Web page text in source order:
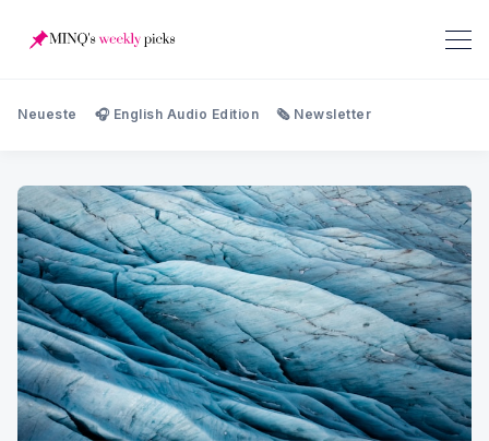
Neueste 🎧 English Audio Edition 🗞️ Newsletter